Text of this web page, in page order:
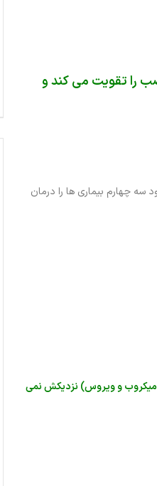
را تقویت می کند و
چهارم بیماری ها را درمان
و ویروس) نزدیکش نمی